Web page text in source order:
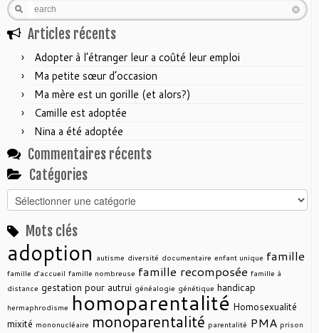
Search
Articles récents
Adopter à l’étranger leur a coûté leur emploi
Ma petite sœur d’occasion
Ma mère est un gorille (et alors?)
Camille est adoptée
Nina a été adoptée
Commentaires récents
Catégories
Catégories
Mots clés
adoption autisme diversité documentaire enfant unique famille
famille d'accueil famille nombreuse famille recomposée famille à
distance gestation pour autrui généalogie génétique handicap
hermaphrodisme homoparentalité Homosexualité
mixité mononucléaire monoparentalité parentalité PMA prison